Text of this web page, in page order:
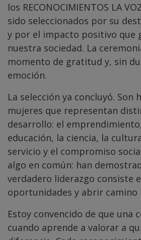
los RECONOCIMIENTOS LA
sido seleccionados por su
y por el impacto positivo que
nuestra sociedad. La
momento de gratitud y, sin
emoción.
La selección ya concluyó. Son
mujeres que representan
desarrollo: el
educación, la ciencia, la
servicio y el compromiso
algo en común: han
verdadero liderazgo consiste
oportunidades y abrir camino
Estoy convencido de que una
cuando aprende a valorar a